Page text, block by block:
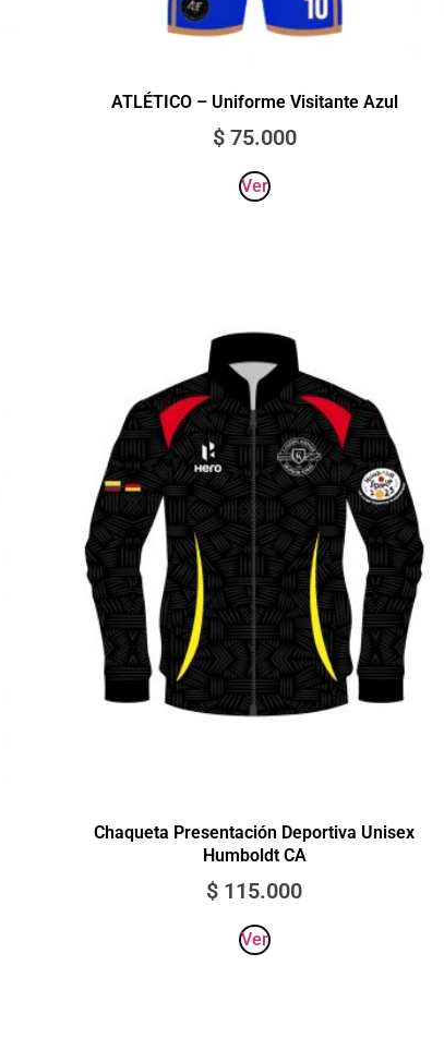
ATLÉTICO – Uniforme Visitante Azul
$75.000
Ver
Chaqueta Presentación Deportiva Unisex
Humboldt CA
$ 115.000
Ver